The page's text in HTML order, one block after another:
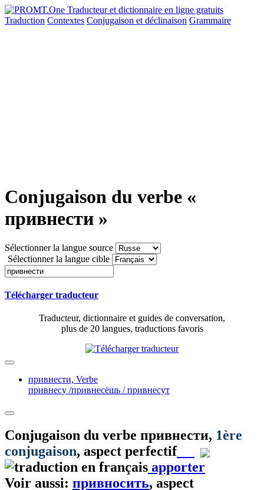
Traduction Contextes Conjugaison et déclinaison Grammaire
Conjugaison du verbe «
привнести »
Sélectionner la langue source
Sélectionner la langue cible
Télécharger traducteur
Traducteur, dictionnaire et guides de conversation,
plus de 20 langues, traductions favoris
привнести, Verbe
привнесу /привнесёшь / привнесут
Conjugaison du verbe привнести, 1ère
conjugaison, aspect perfectif
apporter
Voir aussi: привносить, aspect